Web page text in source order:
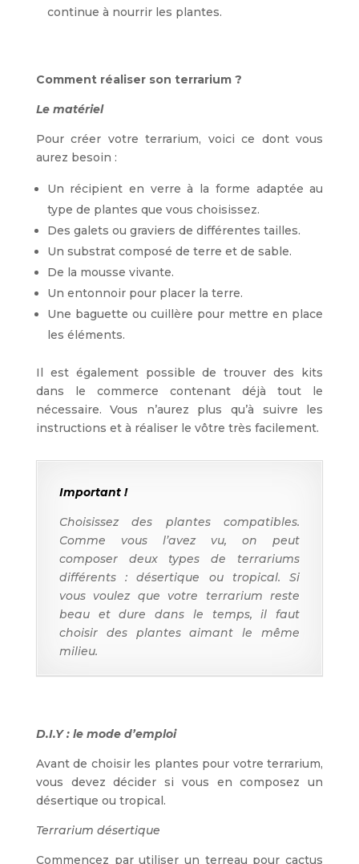
continue à nourrir les plantes.
Comment réaliser son terrarium ?
Le matériel
Pour créer votre terrarium, voici ce dont vous
aurez besoin :
Un récipient en verre à la forme adaptée au
type de plantes que vous choisissez.
Des galets ou graviers de différentes tailles.
Un substrat composé de terre et de sable.
De la mousse vivante.
Un entonnoir pour placer la terre.
Une baguette ou cuillère pour mettre en place
les éléments.
Il est également possible de trouver des kits
dans le commerce contenant déjà tout le
nécessaire. Vous n’aurez plus qu’à suivre les
instructions et à réaliser le vôtre très facilement.
Important !
Choisissez des plantes compatibles.
Comme vous l’avez vu, on peut
composer deux types de terrariums
différents : désertique ou tropical. Si
vous voulez que votre terrarium reste
beau et dure dans le temps, il faut
choisir des plantes aimant le même
milieu.
D.I.Y : le mode d’emploi
Avant de choisir les plantes pour votre terrarium,
vous devez décider si vous en composez un
désertique ou tropical.
Terrarium désertique
Commencez par utiliser un terreau pour cactus